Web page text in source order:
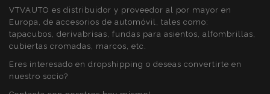
VTVAUTO es distribuidor y proveedor al por mayor en
Europa, de accesorios de automóvil, tales como:
tapacubos, derivabrisas, fundas para asientos, alfombrillas,
cubiertas cromadas, marcos, etc.
Eres interesado en dropshipping o deseas convertirte en
nuestro socio?
Cookies de preferencias